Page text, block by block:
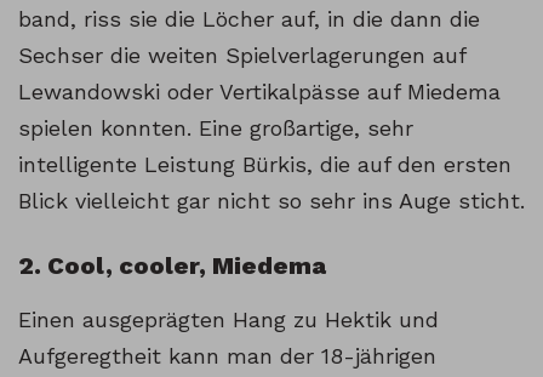
band, riss sie die Löcher auf, in die dann die
Sechser die weiten Spielverlagerungen auf
Lewandowski oder Vertikalpässe auf Miedema
spielen konnten. Eine großartige, sehr
intelligente Leistung Bürkis, die auf den ersten
Blick vielleicht gar nicht so sehr ins Auge sticht.
2. Cool, cooler, Miedema
Einen ausgeprägten Hang zu Hektik und
Aufgeregtheit kann man der 18-jährigen